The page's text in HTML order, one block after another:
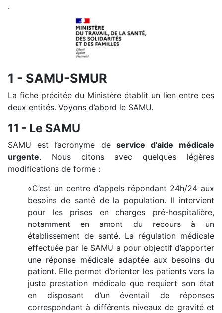
.
1 - SAMU-SMUR
La fiche précitée du Ministère établit un lien entre ces
deux entités. Voyons d’abord le SAMU.
11 - Le SAMU
SAMU est l’acronyme de service d’aide médicale
urgente. Nous citons avec quelques légères
modifications de forme :
«C’est un centre d’appels répondant 24h/24 aux
besoins de santé de la population. Il intervient
pour les prises en charges pré-hospitalière,
notamment en amont du recours à un
établissement de santé. La régulation médicale
effectuée par le SAMU a pour objectif d’apporter
une réponse médicale adaptée aux besoins du
patient. Elle permet d’orienter les patients vers la
juste prestation médicale que requiert son état
en disposant d’un éventail de réponses
correspondant à différents niveaux de gravité et